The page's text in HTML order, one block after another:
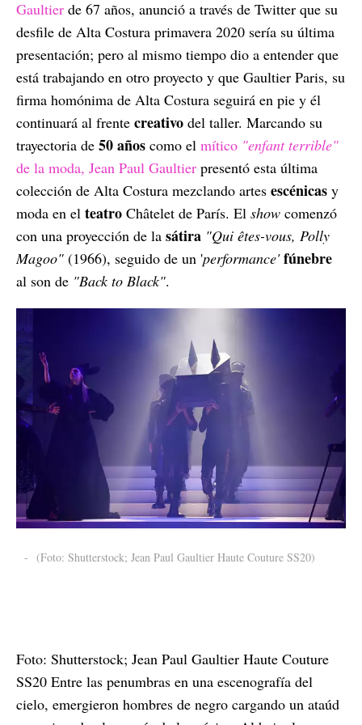
Gaultier de 67 años, anunció a través de Twitter que su
desfile de Alta Costura primavera 2020 sería su última
presentación; pero al mismo tiempo dio a entender que
está trabajando en otro proyecto y que Gaultier Paris, su
firma homónima de Alta Costura seguirá en pie y él
continuará al frente creativo del taller. Marcando su
trayectoria de 50 años como el mítico "enfant terrible"
de la moda, Jean Paul Gaultier presentó esta última
colección de Alta Costura mezclando artes escénicas y
moda en el teatro Châtelet de París. El show comenzó
con una proyección de la sátira "Qui êtes-vous, Polly
Magoo" (1966), seguido de un 'performance' fúnebre
al son de "Back to Black".
- (Foto: Shutterstock; Jean Paul Gaultier Haute Couture SS20)
Foto: Shutterstock; Jean Paul Gaultier Haute Couture
SS20 Entre las penumbras en una escenografía del
cielo, emergieron hombres de negro cargando un ataúd